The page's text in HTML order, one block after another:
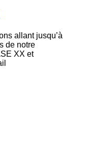
allant jusqu’à
de notre
XX et